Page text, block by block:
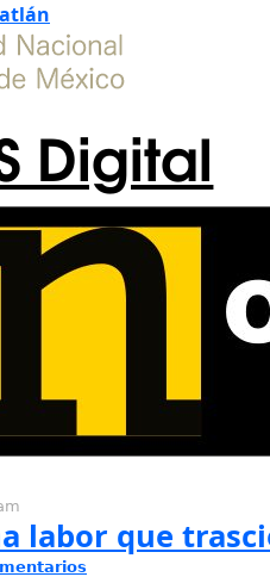
Digital
labor que